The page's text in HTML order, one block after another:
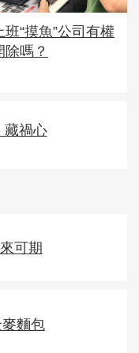
班“摸魚”公司有權
除嗎？
藏禍心
可期
麵包